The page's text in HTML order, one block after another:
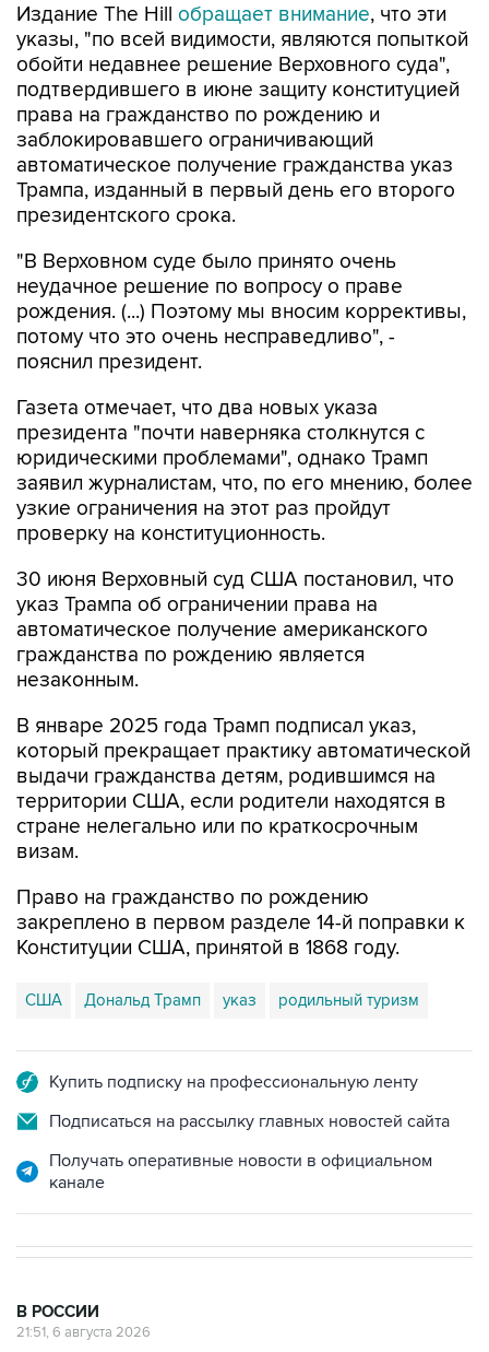
Издание The Hill обращает внимание, что эти
указы, "по всей видимости, являются попыткой
обойти недавнее решение Верховного суда",
подтвердившего в июне защиту конституцией
права на гражданство по рождению и
заблокировавшего ограничивающий
автоматическое получение гражданства указ
Трампа, изданный в первый день его второго
президентского срока.
"В Верховном суде было принято очень
неудачное решение по вопросу о праве
рождения. (...) Поэтому мы вносим коррективы,
потому что это очень несправедливо", -
пояснил президент.
Газета отмечает, что два новых указа
президента "почти наверняка столкнутся с
юридическими проблемами", однако Трамп
заявил журналистам, что, по его мнению, более
узкие ограничения на этот раз пройдут
проверку на конституционность.
30 июня Верховный суд США постановил, что
указ Трампа об ограничении права на
автоматическое получение американского
гражданства по рождению является
незаконным.
В январе 2025 года Трамп подписал указ,
который прекращает практику автоматической
выдачи гражданства детям, родившимся на
территории США, если родители находятся в
стране нелегально или по краткосрочным
визам.
Право на гражданство по рождению
закреплено в первом разделе 14-й поправки к
Конституции США, принятой в 1868 году.
США Дональд Трамп указ родильный туризм
Купить подписку на профессиональную ленту
Подписаться на рассылку главных новостей сайта
Получать оперативные новости в официальном
канале
В РОССИИ
21:51, 6 августа 2026